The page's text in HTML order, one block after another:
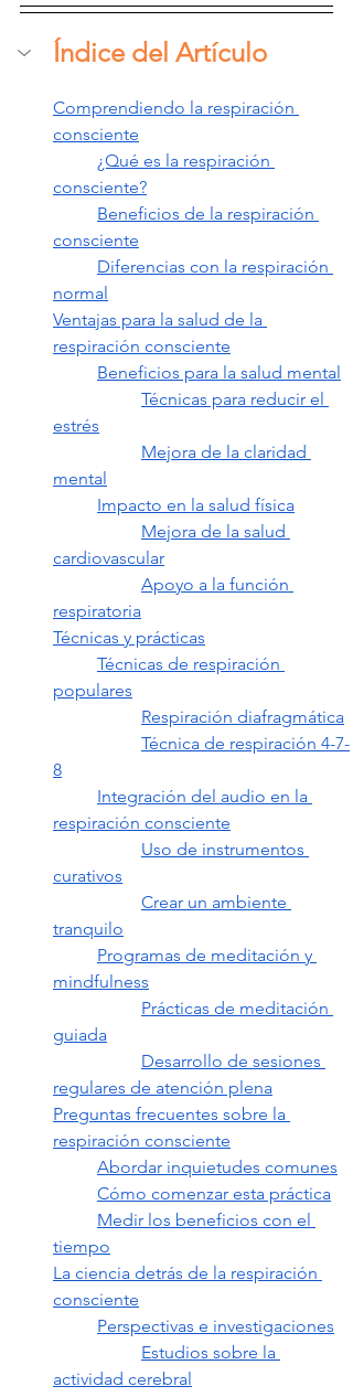
Índice del Artículo
Comprendiendo la respiración
consciente
¿Qué es la respiración
consciente?
Beneficios de la respiración
consciente
Diferencias con la respiración
normal
Ventajas para la salud de la
respiración consciente
Beneficios para la salud mental
Técnicas para reducir el
estrés
Mejora de la claridad
mental
Impacto en la salud física
Mejora de la salud
cardiovascular
Apoyo a la función
respiratoria
Técnicas y prácticas
Técnicas de respiración
populares
Respiración diafragmática
Técnica de respiración 4-7-
8
Integración del audio en la
respiración consciente
Uso de instrumentos
curativos
Crear un ambiente
tranquilo
Programas de meditación y
mindfulness
Prácticas de meditación
guiada
Desarrollo de sesiones
regulares de atención plena
Preguntas frecuentes sobre la
respiración consciente
Abordar inquietudes comunes
Cómo comenzar esta práctica
Medir los beneficios con el
tiempo
La ciencia detrás de la respiración
consciente
Perspectivas e investigaciones
Estudios sobre la
actividad cerebral